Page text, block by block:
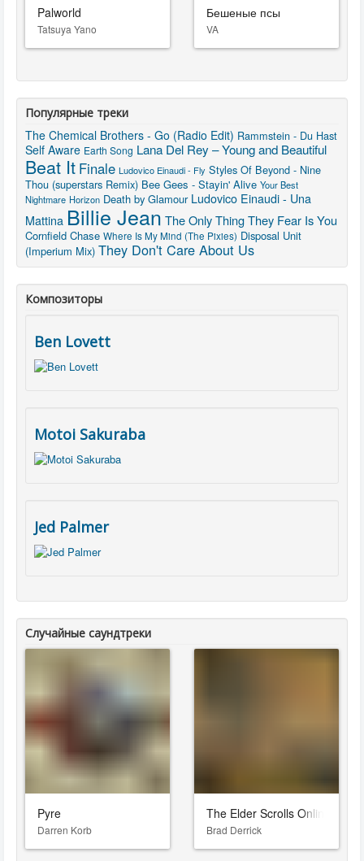
Palworld
Tatsuya Yano
Бешеные псы
VA
Популярные треки
The Chemical Brothers - Go (Radio Edit) Rammstein - Du Hast
Self Aware Earth Song Lana Del Rey – Young and Beautiful
Beat It Finale Ludovico Einaudi - Fly Styles Of Beyond - Nine
Thou (superstars Remix) Bee Gees - Stayin' Alive Your Best
Nightmare Horizon Death by Glamour Ludovico Einaudi - Una
Mattina Billie Jean The Only Thing They Fear Is You
Cornfield Chase Where Is My Mind (The Pixies) Disposal Unit
(Imperium Mix) They Don't Care About Us
Композиторы
Ben Lovett
Motoi Sakuraba
Jed Palmer
Случайные саундтреки
Pyre
Darren Korb
The Elder Scrolls Online:
Brad Derrick